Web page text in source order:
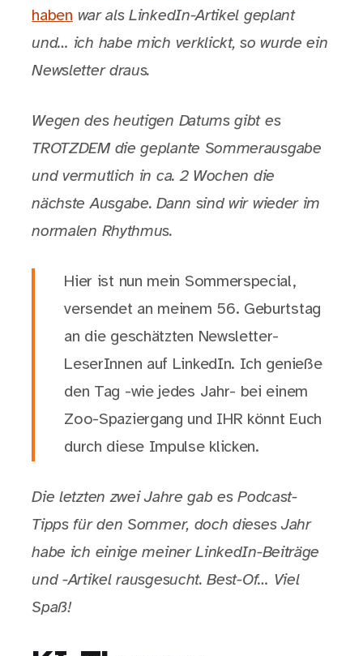
haben war als LinkedIn-Artikel geplant
und… ich habe mich verklickt, so wurde ein
Newsletter draus.
Wegen des heutigen Datums gibt es
TROTZDEM die geplante Sommerausgabe
und vermutlich in ca. 2 Wochen die
nächste Ausgabe. Dann sind wir wieder im
normalen Rhythmus.
Hier ist nun mein Sommerspecial,
versendet an meinem 56. Geburtstag
an die geschätzten Newsletter-
LeserInnen auf LinkedIn. Ich genieße
den Tag -wie jedes Jahr- bei einem
Zoo-Spaziergang und IHR könnt Euch
durch diese Impulse klicken.
Die letzten zwei Jahre gab es Podcast-
Tipps für den Sommer, doch dieses Jahr
habe ich einige meiner LinkedIn-Beiträge
und -Artikel rausgesucht. Best-Of… Viel
Spaß!